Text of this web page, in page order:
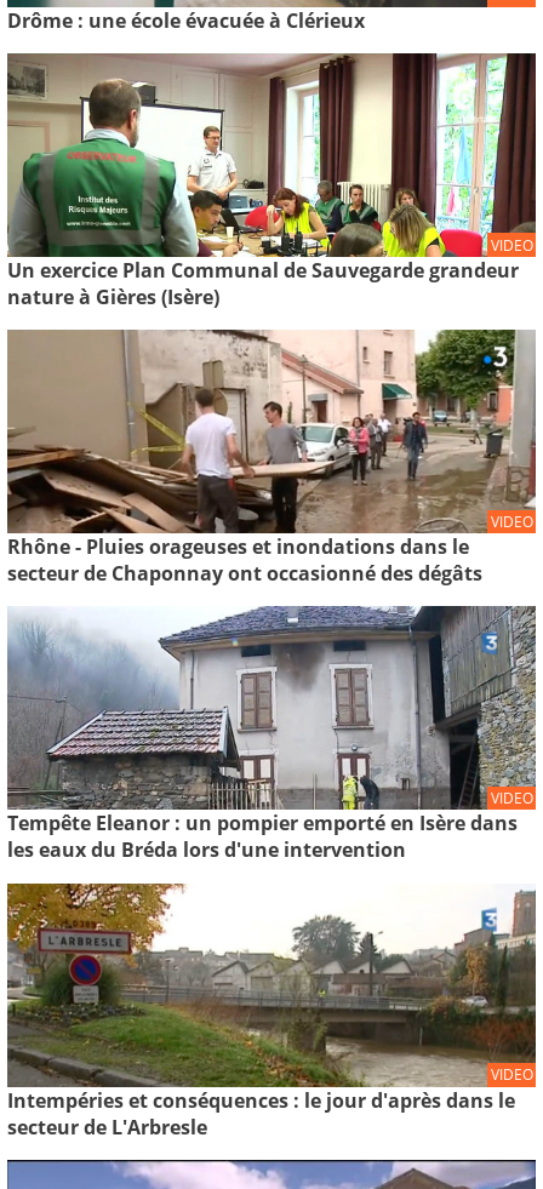
Drôme : une école évacuée à Clérieux
VIDEO
Un exercice Plan Communal de Sauvegarde grandeur
nature à Gières (Isère)
VIDEO
Rhône - Pluies orageuses et inondations dans le
secteur de Chaponnay ont occasionné des dégâts
VIDEO
Tempête Eleanor : un pompier emporté en Isère dans
les eaux du Bréda lors d'une intervention
VIDEO
Intempéries et conséquences : le jour d'après dans le
secteur de L'Arbresle